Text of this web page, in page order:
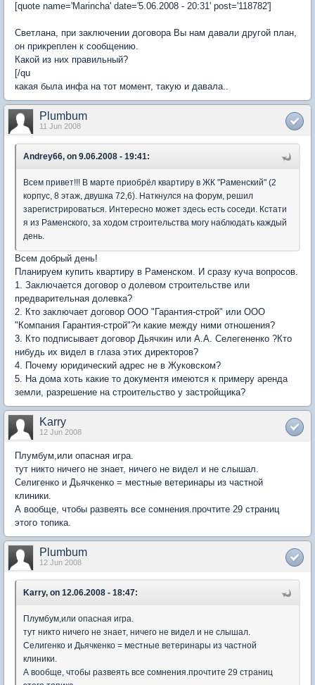
[quote name='Marincha' date='5.06.2008 - 20:31' post='118782']
Светлана, при заключении договора Вы нам давали другой план,
он прикреплен к сообщению.
Какой из них правильный?
[/qu
какая была инфа на тот момент, такую и давала..
Plumbum
11 Jun 2008
Andrey66, on 9.06.2008 - 19:41:
Всем привет!!! В марте приобрёл квартиру в ЖК "Раменский" (2
корпус, 8 этаж, двушка 72,6). Наткнулся на форум, решил
зарегистрироваться. Интересно может здесь есть соседи. Кстати
я из Раменского, за ходом строительства могу наблюдать каждый
день.
Всем добрый день!
Планируем купить квартиру в Раменском. И сразу куча вопросов.
1. Заключается договор о долевом строительстве или
предварительная долевка?
2. Кто заключает договор ООО "Гарантия-строй" или ООО
"Компания Гарантия-строй"?и какие между ними отношения?
3. Кто подписывает договор Дьячкин или А.А. Селегененко ?Кто
нибудь их видел в глаза этих директоров?
4. Почему юридический адрес не в Жуковском?
5. На дома хоть какие то документя имеются к примеру аренда
земли, разрешение на строительство у застройщика?
Karry
12 Jun 2008
Плумбум,или опасная игра.
тут никто ничего не знает, ничего не видел и не слышал.
Селигенко и Дьячкенко = местные ветеринары из частной
клиники.
А вообще, чтобы развеять все сомнения.прочтите 29 страниц
этого топика.
Plumbum
12 Jun 2008
Karry, on 12.06.2008 - 18:47:
Плумбум,или опасная игра.
тут никто ничего не знает, ничего не видел и не слышал.
Селигенко и Дьячкенко = местные ветеринары из частной
клиники.
А вообще, чтобы развеять все сомнения.прочтите 29 страниц